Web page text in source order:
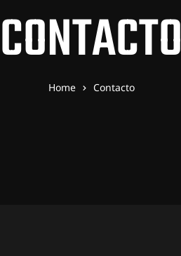
CONTACTO
Home Contacto